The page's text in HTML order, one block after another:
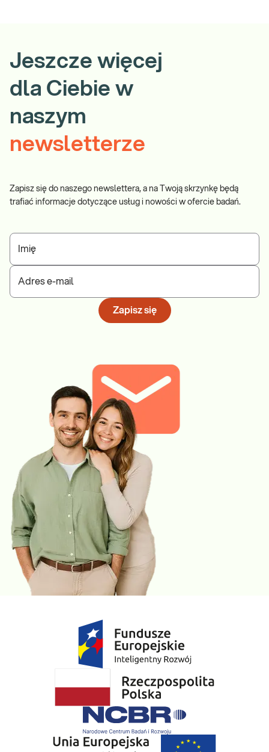
Jeszcze więcej
dla Ciebie w
naszym
newsletterze
Zapisz się do naszego newslettera, a na Twoją skrzynkę będą
trafiać informacje dotyczące usług i nowości w ofercie badań.
Imię
Adres e-mail
Zapisz się